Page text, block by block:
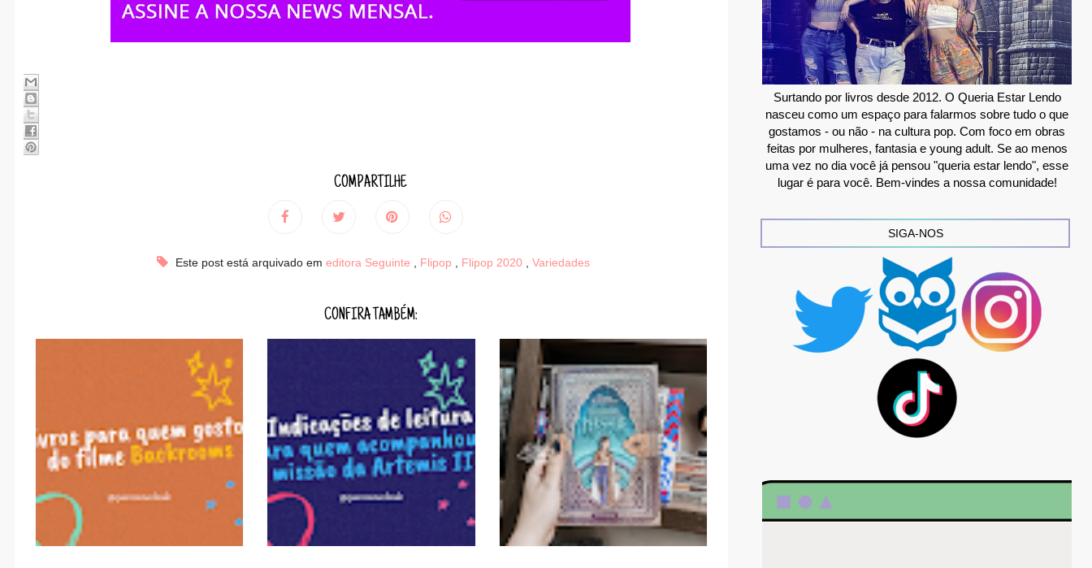
COMPARTILHE
Este post está arquivado em editora Seguinte , Flipop , Flipop 2020 , Variedades
CONFIRA TAMBÉM:
Surtando por livros desde 2012. O Queria Estar Lendo
nasceu como um espaço para falarmos sobre tudo o que
gostamos - ou não - na cultura pop. Com foco em obras
feitas por mulheres, fantasia e young adult. Se ao menos
uma vez no dia você já pensou "queria estar lendo", esse
lugar é para você. Bem-vindes a nossa comunidade!
SIGA-NOS